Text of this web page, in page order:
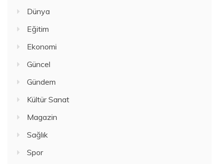
Dünya
Eğitim
Ekonomi
Güncel
Gündem
Kültür Sanat
Magazin
Sağlık
Spor